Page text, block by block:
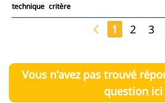
technique critère
1 2 3
Vous n'avez pas trouvé
question ici